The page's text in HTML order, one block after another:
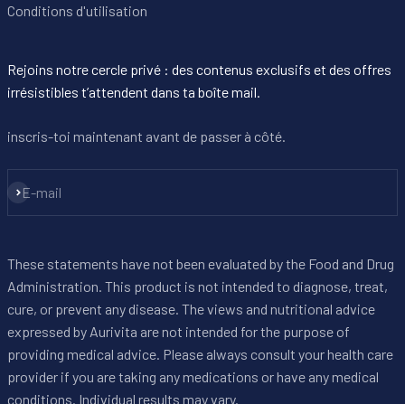
Conditions d'utilisation
Rejoins notre cercle privé : des contenus exclusifs et des offres
irrésistibles t’attendent dans ta boîte mail.
inscris-toi maintenant avant de passer à côté.
E-mail
S'inscrire
These statements have not been evaluated by the Food and Drug
Administration. This product is not intended to diagnose, treat,
cure, or prevent any disease. The views and nutritional advice
expressed by Aurivita are not intended for the purpose of
providing medical advice. Please always consult your health care
provider if you are taking any medications or have any medical
conditions. Individual results may vary.